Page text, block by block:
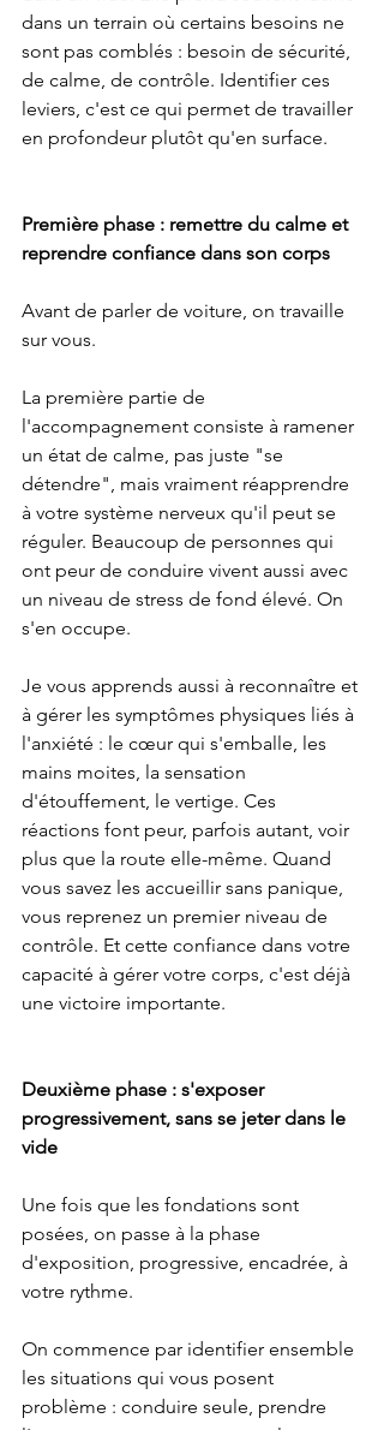
dans un terrain où certains besoins ne
sont pas comblés : besoin de sécurité,
de calme, de contrôle. Identifier ces
leviers, c'est ce qui permet de travailler
en profondeur plutôt qu'en surface.
Première phase : remettre du calme et
reprendre confiance dans son corps
Avant de parler de voiture, on travaille
sur vous.
La première partie de
l'accompagnement consiste à ramener
un état de calme, pas juste "se
détendre", mais vraiment réapprendre
à votre système nerveux qu'il peut se
réguler. Beaucoup de personnes qui
ont peur de conduire vivent aussi avec
un niveau de stress de fond élevé. On
s'en occupe.
Je vous apprends aussi à reconnaître et
à gérer les symptômes physiques liés à
l'anxiété : le cœur qui s'emballe, les
mains moites, la sensation
d'étouffement, le vertige. Ces
réactions font peur, parfois autant, voir
plus que la route elle-même. Quand
vous savez les accueillir sans panique,
vous reprenez un premier niveau de
contrôle. Et cette confiance dans votre
capacité à gérer votre corps, c'est déjà
une victoire importante.
Deuxième phase : s'exposer
progressivement, sans se jeter dans le
vide
Une fois que les fondations sont
posées, on passe à la phase
d'exposition, progressive, encadrée, à
votre rythme.
On commence par identifier ensemble
les situations qui vous posent
problème : conduire seule, prendre